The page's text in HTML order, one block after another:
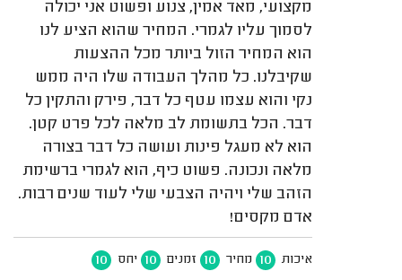
מקצועי, מאד אמין, צנוע ופשוט אני יכולה
לסמוך עליו לגמרי. המחיר שהוא הציע לנו
הוא המחיר הזול ביותר מכל ההצעות
שקיבלנו. כל מהלך העבודה שלו היה ממש
נקי והוא עצמו עטף כל דבר, פירק והתקין כל
דבר. הכל בתשומת לב מלאה לכל פרט קטן.
הוא לא מעגל פינות ועושה כל דבר בצורה
מלאה ונכונה. פשוט כיף, הוא לגמרי ברשימת
הזהב שלי ויהיה הצבעי שלי לעוד שנים רבות.
אדם מקסים!
איכות 10 מחיר 10 זמנים 10 יחס 10